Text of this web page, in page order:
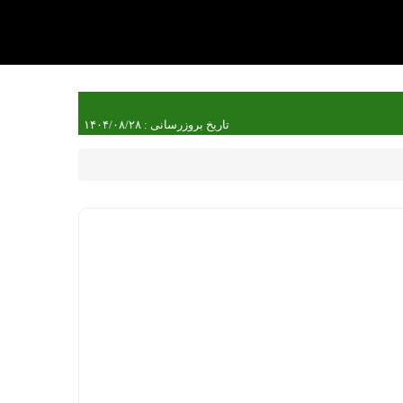
تاریخ بروزرسانی : ۱۴۰۴/۰۸/۲۸